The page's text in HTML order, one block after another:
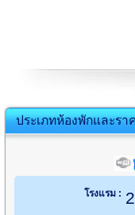
ประเภทห้องพักและร
โรงแรม :